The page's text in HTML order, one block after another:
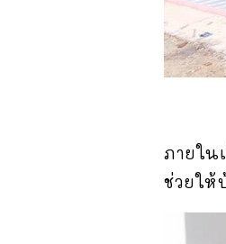
ภายใน
ช่วยให้